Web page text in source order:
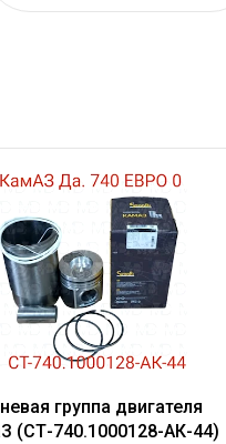
группа двигателя
(СТ-740.1000128-АК-44)